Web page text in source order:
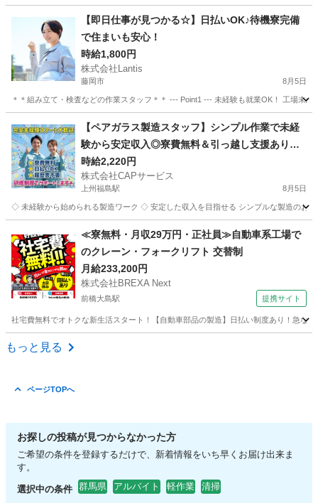
群馬藤岡駅 工場 時給
【即日仕事が見つかる☆】日払いOK♪待機寮完備
で住まいも安心！
時給1,800円
株式会社Lantis
藤岡市 8月5日
＊＊組み立て・検査などの作業スタッフ＊＊ --- Point1 --- 未経験も就業OK！ 工場未
工場 スタッフ
【ペアガラス製造スタッフ】シンプル作業で未経
験から安定収入◎寮費無料＆引っ越し支援あり＋
日払い対応で生活面もしっかりサポート！
時給2,220円
株式会社CAPサービス
上州福島駅 8月5日
◇ 未経験から始められる製造ワーク ◇ 安定した収入を目指せる シンプルな製造のお
上州福島駅 工場 スタッフ
≪寮無料・月収29万円・正社員≫自動車系工場で
のクレーン・フォークリフト 交替制
月給233,200円
株式会社BREXA Next
前橋大島駅 提携サイト
社宅費無料でオトクな新生活スタート！【自動車部品の製造】日払い制度あり！急
群馬 前橋市
もっと見る
ページTOPへ
お探しの投稿が見つからなかった方
ご希望の条件を登録するだけで、新着情報をいち早くお届け出来ま
す。
選択中の条件 群馬県 アルバイト 軽作業 清掃